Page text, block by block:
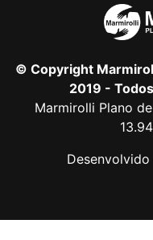
© Copyright
2019 -
Marmirolli Plano